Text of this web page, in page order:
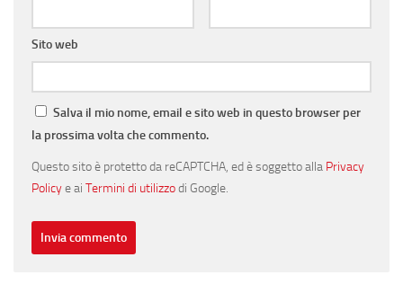
Sito web
Salva il mio nome, email e sito web in questo browser per
la prossima volta che commento.
Questo sito è protetto da reCAPTCHA, ed è soggetto alla Privacy
Policye ai Termini di utilizzodi Google.